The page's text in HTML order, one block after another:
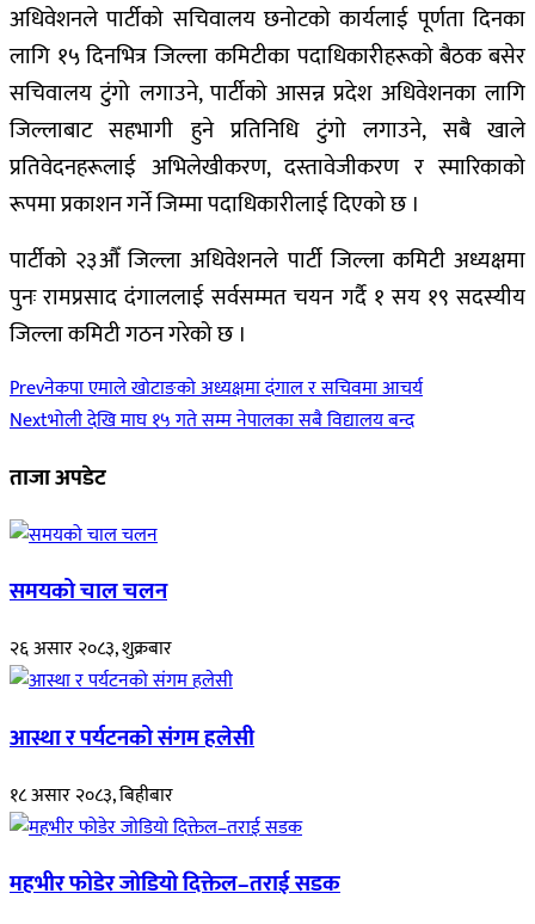
अधिवेशनले पार्टीको सचिवालय छनोटको कार्यलाई पूर्णता दिनका
लागि १५ दिनभित्र जिल्ला कमिटीका पदाधिकारीहरूको बैठक बसेर
सचिवालय टुंगो लगाउने, पार्टीको आसन्न प्रदेश अधिवेशनका लागि
जिल्लाबाट सहभागी हुने प्रतिनिधि टुंगो लगाउने, सबै खाले
प्रतिवेदनहरूलाई अभिलेखीकरण, दस्तावेजीकरण र स्मारिकाको
रूपमा प्रकाशन गर्ने जिम्मा पदाधिकारीलाई दिएको छ ।
पार्टीको २३औँ जिल्ला अधिवेशनले पार्टी जिल्ला कमिटी अध्यक्षमा
पुनः रामप्रसाद दंगाललाई सर्वसम्मत चयन गर्दै १ सय १९ सदस्यीय
जिल्ला कमिटी गठन गरेको छ ।
Prevनेकपा एमाले खोटाङको अध्यक्षमा दंगाल र सचिवमा आचर्य
Nextभोली देखि माघ १५ गते सम्म नेपालका सबै विद्यालय बन्द
ताजा अपडेट
समयको चाल चलन
२६ असार २०८३, शुक्रबार
आस्था र पर्यटनको संगम हलेसी
१८ असार २०८३, बिहीबार
महभीर फोडेर जोडियो दिक्तेल–तराई सडक